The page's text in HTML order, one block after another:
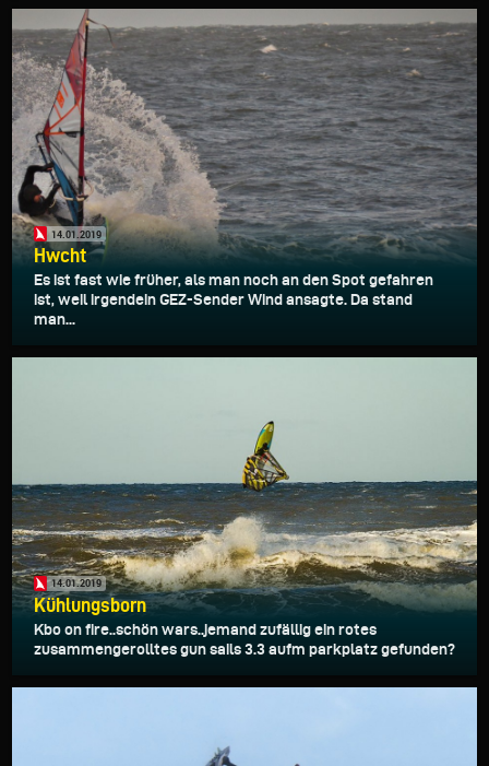
14.01.2019
Hwcht
Es ist fast wie früher, als man noch an den Spot gefahren
ist, weil irgendein GEZ-Sender Wind ansagte. Da stand
man...
14.01.2019
Kühlungsborn
Kbo on fire..schön wars..jemand zufällig ein rotes
zusammengerolltes gun sails 3.3 aufm parkplatz gefunden?